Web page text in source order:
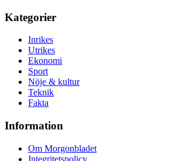
Kategorier
Inrikes
Utrikes
Ekonomi
Sport
Nöje & kultur
Teknik
Fakta
Information
Om Morgonbladet
Integritetspolicy